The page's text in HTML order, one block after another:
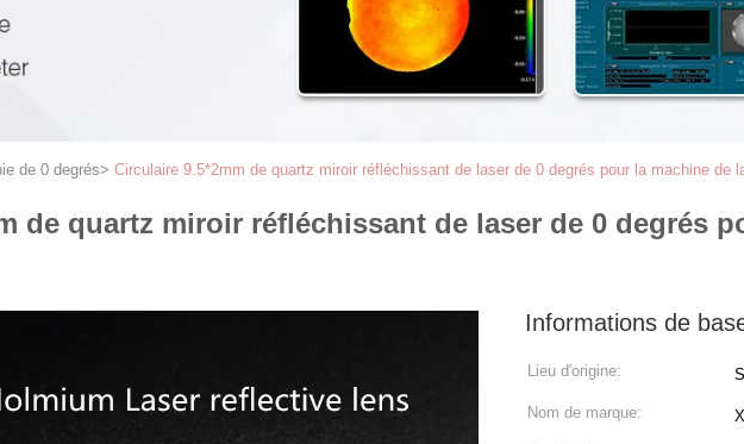
de 0 degrés> Circulaire 9.5*2mm de quartz miroir réfléchissant de laser de 0 degrés pour la machine de
de quartz miroir réfléchissant de laser de 0 degrés
Informations de
Lieu d'origine:
Nom de marque: